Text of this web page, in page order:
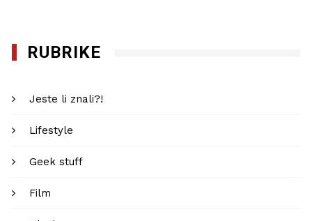
RUBRIKE
Jeste li znali?!
Lifestyle
Geek stuff
Film